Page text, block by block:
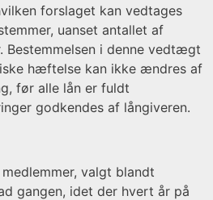
forslaget kan vedtages
uanset antallet af
Bestemmelsen i denne vedtægt
hæftelse kan ikke ændres af
før alle lån er fuldt
godkendes af långiveren.
valgt blandt
gangen, idet der hvert år på